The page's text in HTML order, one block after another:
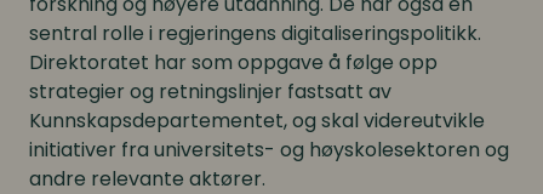
sentral rolle i regjeringens digitaliseringspolitikk.
Direktoratet har som oppgave å følge opp
strategier og retningslinjer fastsatt av
Kunnskapsdepartementet, og skal videreutvikle
initiativer fra universitets- og høyskolesektoren og
andre relevante aktører.